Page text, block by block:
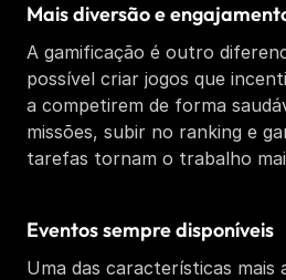
Mais diversão e
A gamificação é outro
possível criar jogos que
a competirem de forma
missões, subir no ranking e
tarefas tornam o trabalho
Eventos sempre disponíveis
Uma das características mais